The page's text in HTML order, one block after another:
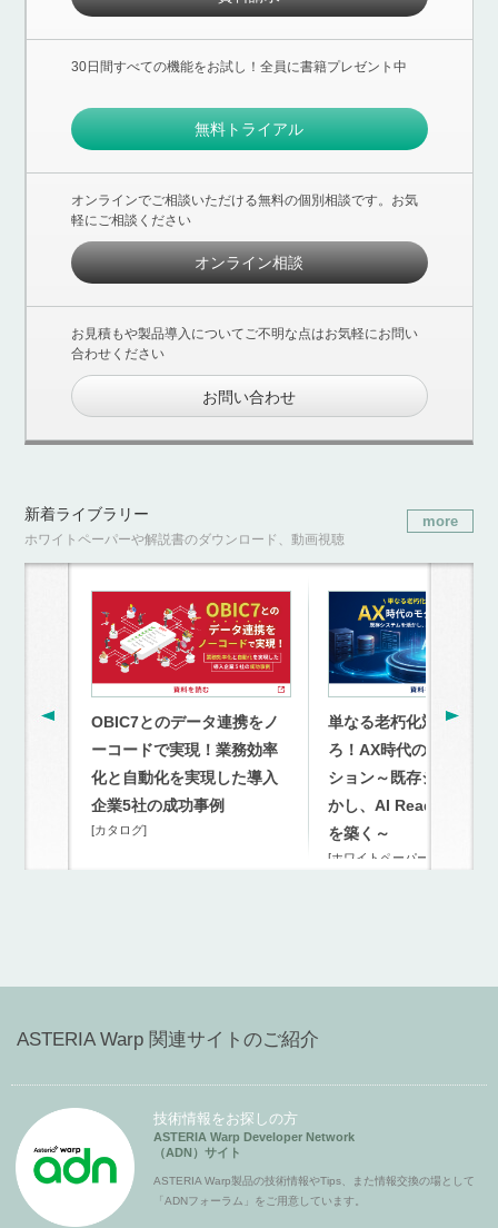
30日間すべての機能をお試し！全員に書籍プレゼント中
無料トライアル
オンラインでご相談いただける無料の個別相談です。お気
軽にご相談ください
オンライン相談
お見積もや製品導入についてご不明な点はお気軽にお問い
合わせください
お問い合わせ
新着ライブラリー
ホワイトペーパーや解説書のダウンロード、動画視聴
more
OBIC7とのデータ連携をノ
ーコードで実現！業務効率
化と自動化を実現した導入
企業5社の成功事例
[カタログ]
単なる老朽化対策を超
ろ！AX時代のモダナイ
ション～既存システム
かし、AI Readyな連携
を築く～
[ホワイトペーパー]
ASTERIA Warp 関連サイトのご紹介
技術情報をお探しの方
ASTERIA Warp Developer Network
（ADN）サイト
ASTERIA Warp製品の技術情報やTips、また情報交換の場として
「ADNフォーラム」をご用意しています。